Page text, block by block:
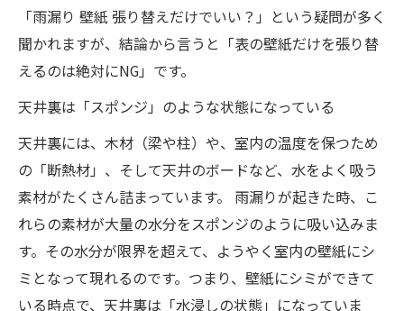
「雨漏り 壁紙 張り替えだけでいい？」という疑問が多く
聞かれますが、結論から言うと「表の壁紙だけを張り替
えるのは絶対にNG」です。
天井裏は「スポンジ」のような状態になっている
天井裏には、木材（梁や柱）や、室内の温度を保つため
の「断熱材」、そして天井のボードなど、水をよく吸う
素材がたくさん詰まっています。 雨漏りが起きた時、こ
れらの素材が大量の水分をスポンジのように吸い込みま
す。その水分が限界を超えて、ようやく室内の壁紙にシ
ミとなって現れるのです。つまり、壁紙にシミができて
いる時点で、天井裏は「水浸しの状態」になっていま